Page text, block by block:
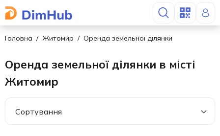
Головна Житомир Оренда земельної ділянки
Оренда земельної ділянки в місті
Житомир